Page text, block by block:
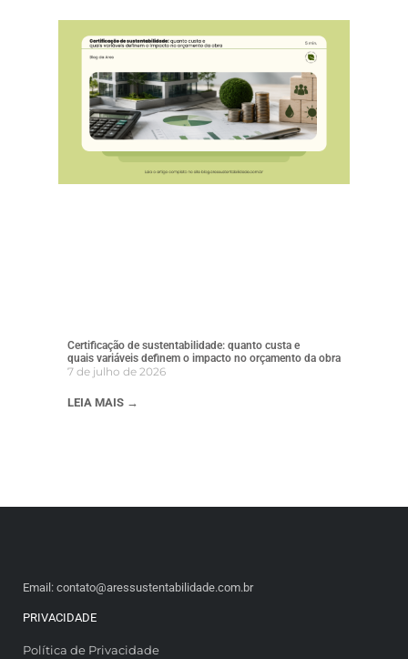
Certificação de sustentabilidade: quanto custa e
quais variáveis definem o impacto no orçamento da obra
7 de julho de 2026
LEIA MAIS →
Email: contato@aressustentabilidade.com.br
PRIVACIDADE
Política de Privacidade